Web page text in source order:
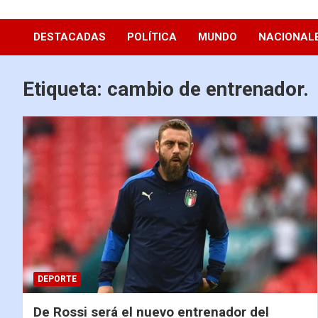
Diario La Hora
DESTACADAS POLÍTICA MUNDO
Etiqueta: cambio de entrenador.
DEPORTE
De Rossi será el nuevo entrenador del